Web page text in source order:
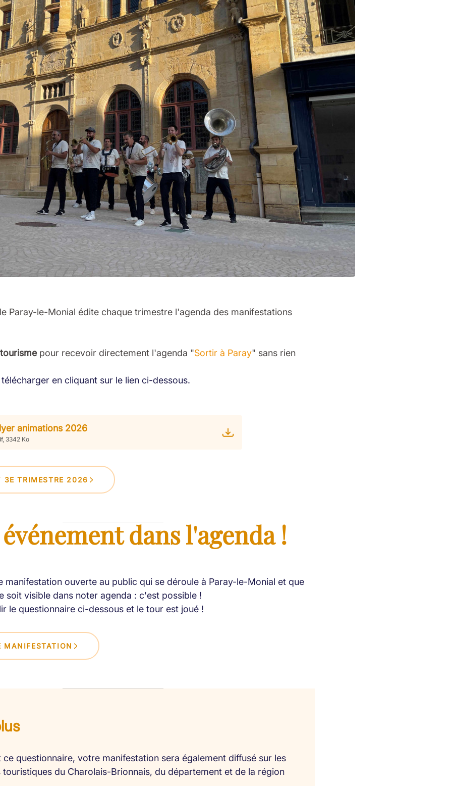
Paray-le-Monial édite chaque trimestre l'agenda des manifestations
pour recevoir directement l'agenda "Sortir à Paray" sans rien
en cliquant sur le lien ci-dessous.
animations 2026
3342 Ko
3E TRIMESTRE 2026
dans l'agenda !
manifestation ouverte au public qui se déroule à Paray-le-Monial et que
soit visible dans noter agenda : c'est possible !
le questionnaire ci-dessous et le tour est joué !
MANIFESTATION
ce questionnaire, votre manifestation sera également diffusé sur les
du Charolais-Brionnais, du département et de la région